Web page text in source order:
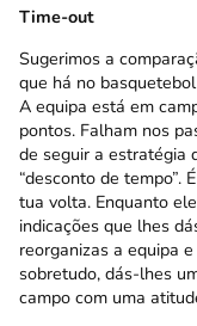
Time-out
Sugerimos a
que há no
A equipa está em
pontos. Falham nos
de seguir a estratégia
“desconto de tempo”.
tua volta. Enquanto
indicações que lhes
reorganizas a equipa
sobretudo, dás-lhes
campo com uma